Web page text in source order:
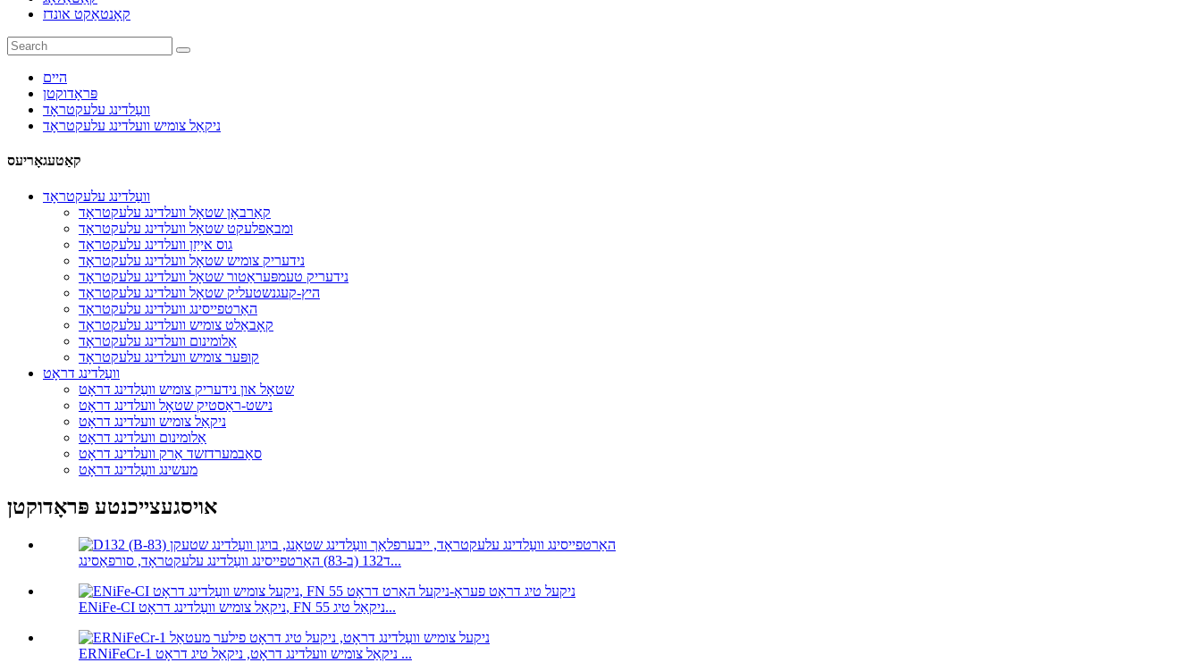
קאָנטאַקט אונדז
היים
פּראָדוקטן
וועַלדינג עלעקטראָד
ניקאַל צומיש וועלדינג עלעקטראָד
קאַטעגאָריעס
וועַלדינג עלעקטראָד
קאַרבאָן שטאָל וועלדינג עלעקטראָד
ומבאַפלעקט שטאָל וועלדינג עלעקטראָד
גוס אייַזן וועלדינג עלעקטראָד
נידעריק צומיש שטאָל וועלדינג עלעקטראָד
נידעריק טעמפּעראַטור שטאָל וועלדינג עלעקטראָד
היץ-קעגנשטעליק שטאָל וועלדינג עלעקטראָד
האַרטפייסינג וועלדינג עלעקטראָד
קאָבאַלט צומיש וועלדינג עלעקטראָד
אַלומינום וועלדינג עלעקטראָד
קופּער צומיש וועלדינג עלעקטראָד
וועַלדינג דראָט
שטאָל און נידעריק צומיש וועַלדינג דראָט
נישט-ראַסטיק שטאָל וועלדינג דראָט
ניקאַל צומיש וועלדינג דראָט
אַלומינום וועלדינג דראָט
סאַבמערדזשד אַרק וועלדינג דראָט
מעשינג וועַלדינג דראָט
אויסגעצייכנטע פּראָדוקטן
ד132 (ב-83) האַרטפייסינג וועַלדינג עלעקטראָד, סורפאַסינג...
ENiFe-CI ניקאַל צומיש וועַלדינג דראָט, FN 55 ניקאַל טיג...
ERNiFeCr-1 ניקאַל צומיש וועלדינג דראָט, ניקאַל טיג דראָט ...